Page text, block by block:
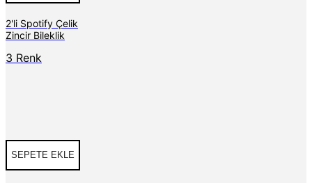
2'li Spotify Çelik
Zincir Bileklik
3 Renk
SEPETE EKLE